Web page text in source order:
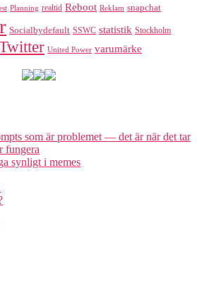
Planning realtid Reboot Reklam snapchat
Socialbydefault SSWC statistik Stockholm
United Power varumärke
som är problemet — det är när det tar
fungera
synligt i memes